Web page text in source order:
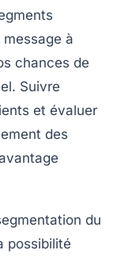
à
chances de
Suivre
et évaluer
des
du
possibilité